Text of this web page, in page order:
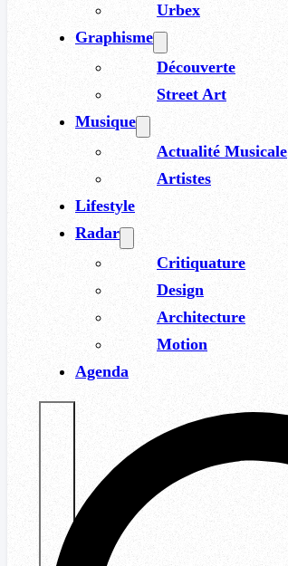
Urbex
Graphisme
Découverte
Street Art
Musique
Actualité Musicale
Artistes
Lifestyle
Radar
Critiquature
Design
Architecture
Motion
Agenda